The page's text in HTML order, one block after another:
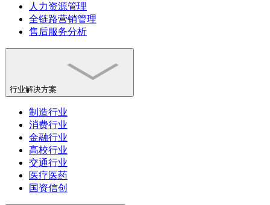
人力资源管理
全链路营销管理
售后服务分析
行业解决方案
制造行业
消费行业
金融行业
高校行业
交通行业
医疗医药
国资信创